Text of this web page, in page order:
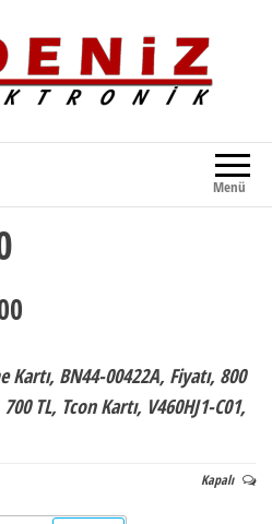
Teknik Destek, Kaliteli Hizmet |
Çorum Elektronik Firması
Menü
BN44-00422A, Fiyatı, 800
TL, Tcon Kartı, V460HJ1-C01,
Kapalı